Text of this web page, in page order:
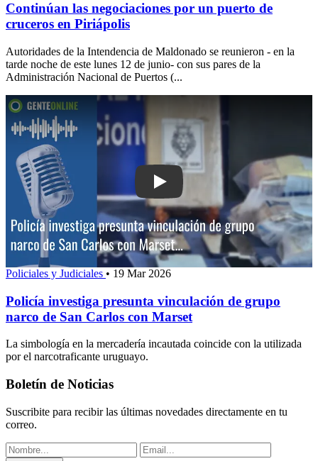
Continúan las negociaciones por un puerto de
cruceros en Piriápolis
Autoridades de la Intendencia de Maldonado se reunieron - en la
tarde noche de este lunes 12 de junio- con sus pares de la
Administración Nacional de Puertos (...
Play: Policía investiga presunta
Policiales y Judiciales • 19 Mar 2026
Policía investiga presunta vinculación de grupo
narco de San Carlos con Marset
La simbología en la mercadería incautada coincide con la utilizada
por el narcotraficante uruguayo.
Boletín de Noticias
Suscribite para recibir las últimas novedades directamente en tu
correo.